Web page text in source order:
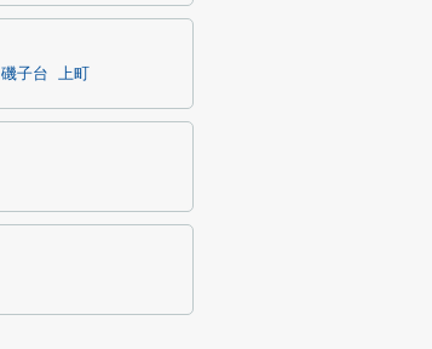
磯子台 上町